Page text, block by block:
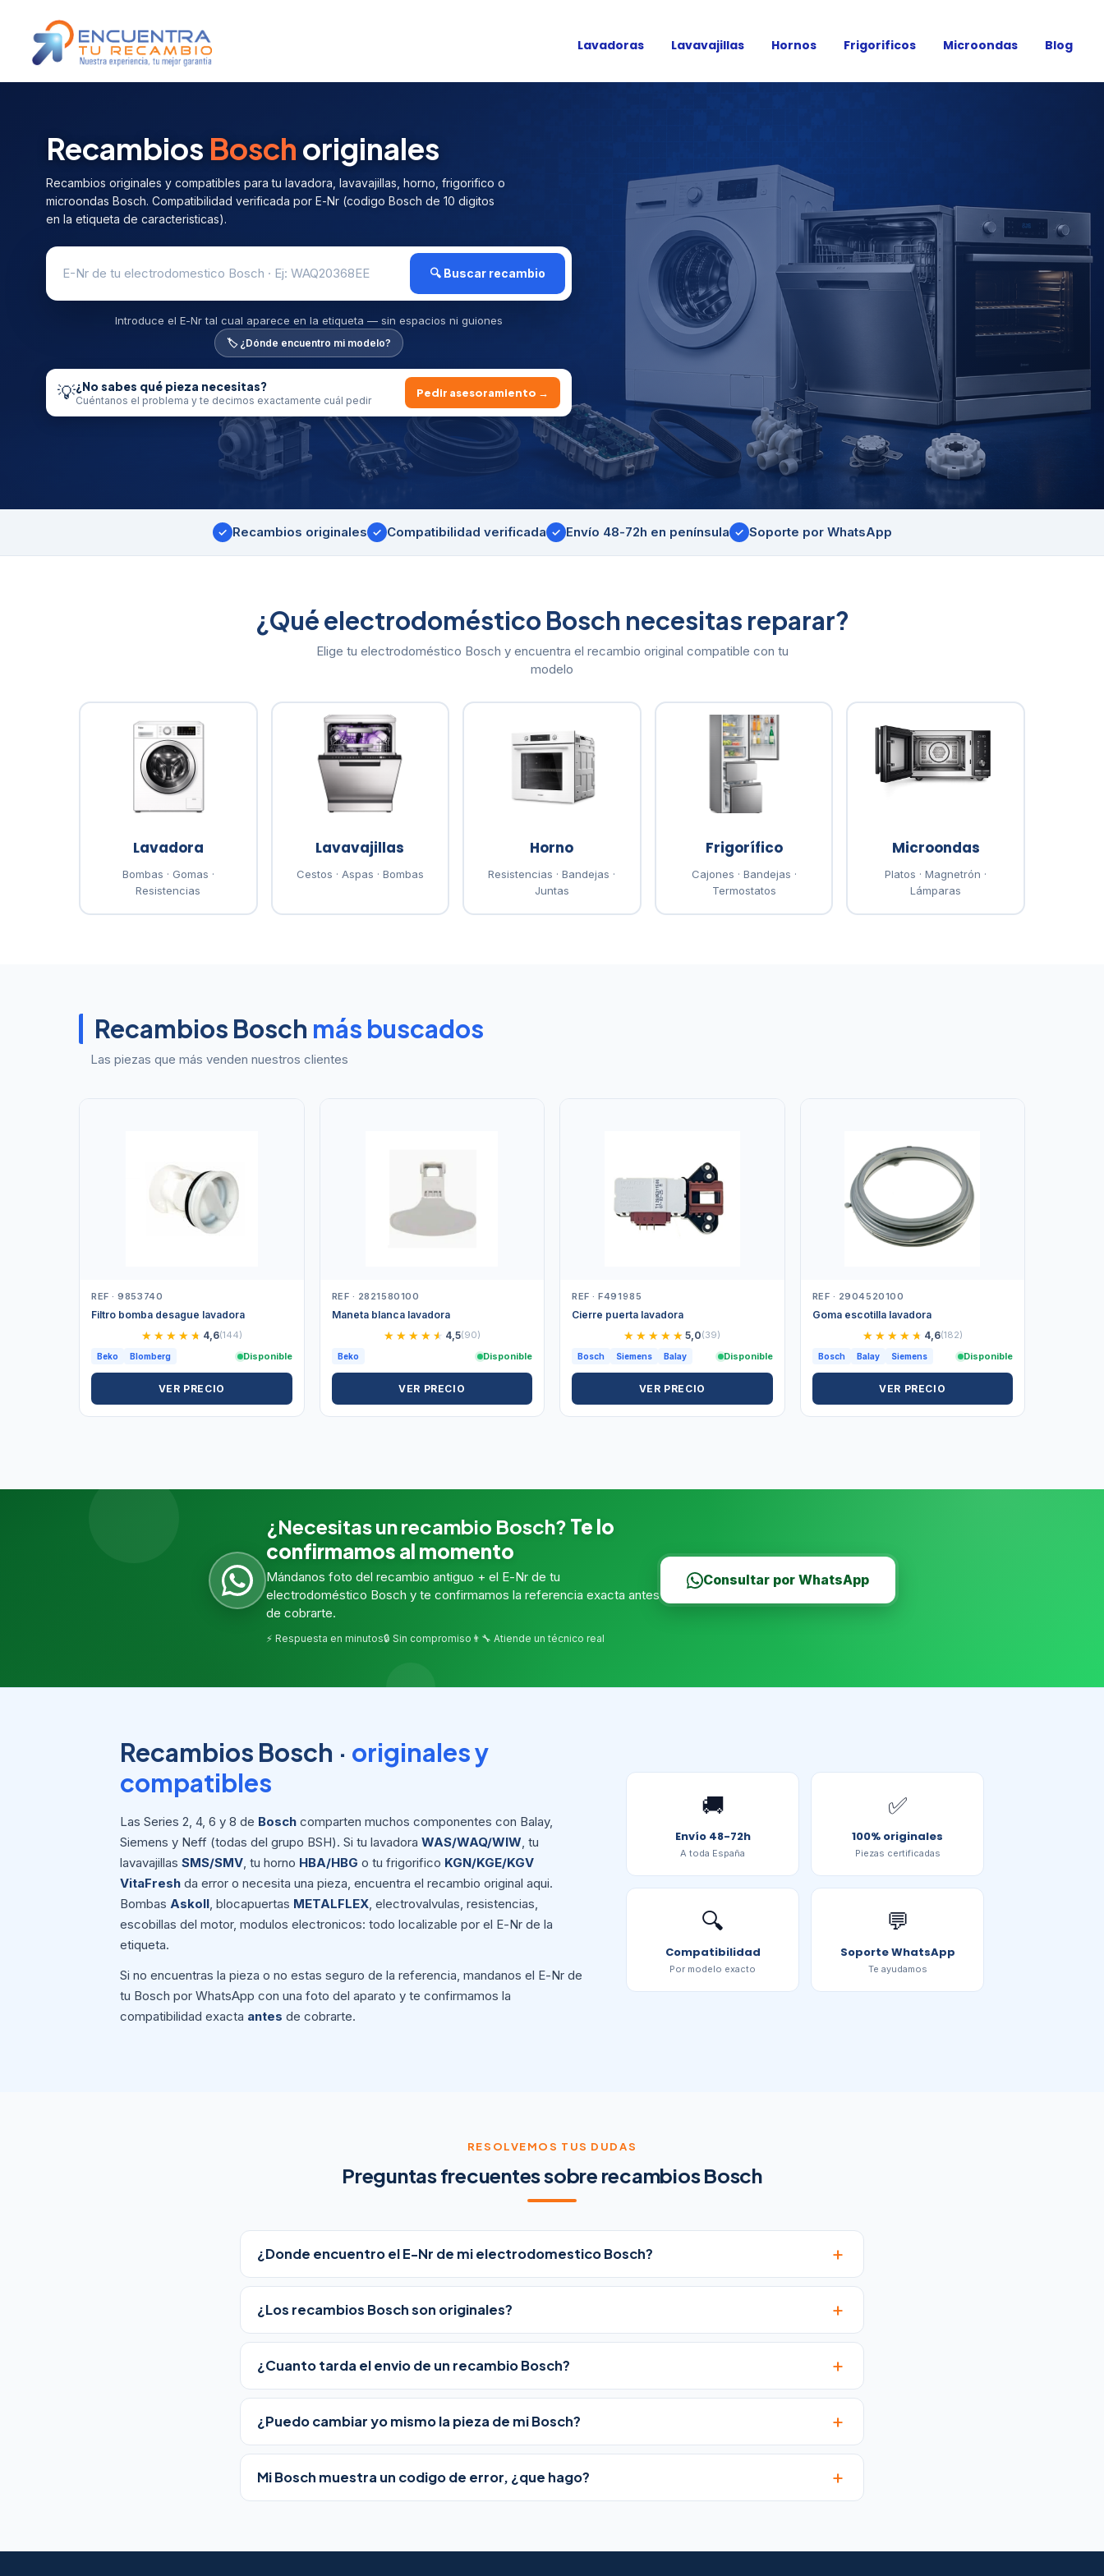
Lavadoras Lavavajillas Hornos Frigorificos Microondas Blog
Recambios Bosch originales
Recambios originales y compatibles para tu lavadora, lavavajillas, horno, frigorifico o
microondas Bosch. Compatibilidad verificada por E-Nr (codigo Bosch de 10 digitos
en la etiqueta de caracteristicas).
🔍 Buscar recambio
Introduce el E-Nr tal cual aparece en la etiqueta — sin espacios ni guiones
🏷️ ¿Dónde encuentro mi modelo?
💡¿No sabes qué pieza necesitas?
Cuéntanos el problema y te decimos exactamente cuál pedir
Pedir asesoramiento →
✓ Recambios originales ✓ Compatibilidad verificada ✓ Envío 48-72h en península ✓ Soporte por WhatsApp
¿Qué electrodoméstico Bosch necesitas reparar?
Elige tu electrodoméstico Bosch y encuentra el recambio original compatible con tu
modelo
Lavadora
Bombas · Gomas ·
Resistencias
Lavavajillas
Cestos · Aspas · Bombas
Horno
Resistencias · Bandejas ·
Juntas
Frigorífico
Cajones · Bandejas ·
Termostatos
Microondas
Platos · Magnetrón ·
Lámparas
Recambios Bosch más buscados
Las piezas que más venden nuestros clientes
REF · 9853740
Filtro bomba desague lavadora
★★★★★
★★★★★ 4,6(144)
Beko Blomberg Disponible
VER PRECIO
REF · 2821580100
Maneta blanca lavadora
★★★★★
★★★★★ 4,5(90)
Beko Disponible
VER PRECIO
REF · F491985
Cierre puerta lavadora
★★★★★
★★★★★5,0(39)
Bosch Siemens Balay Disponible
VER PRECIO
REF · 2904520100
Goma escotilla lavadora
★★★★★
★★★★★ 4,6(182)
Bosch Balay Siemens Disponible
VER PRECIO
¿Necesitas un recambio Bosch? Te lo
confirmamos al momento
Mándanos foto del recambio antiguo + el E-Nr de tu
electrodoméstico Bosch y te confirmamos la referencia exacta antes
de cobrarte.
⚡ Respuesta en minutos🔒 Sin compromiso 👨‍🔧 Atiende un técnico real
Consultar por WhatsApp
Recambios Bosch · originales y
compatibles
Las Series 2, 4, 6 y 8 de Bosch comparten muchos componentes con Balay,
Siemens y Neff (todas del grupo BSH). Si tu lavadora WAS/WAQ/WIW, tu
lavavajillas SMS/SMV, tu horno HBA/HBG o tu frigorifico KGN/KGE/KGV
VitaFresh da error o necesita una pieza, encuentra el recambio original aqui.
Bombas Askoll, blocapuertas METALFLEX, electrovalvulas, resistencias,
escobillas del motor, modulos electronicos: todo localizable por el E-Nr de la
etiqueta.
Si no encuentras la pieza o no estas seguro de la referencia, mandanos el E-Nr de
tu Bosch por WhatsApp con una foto del aparato y te confirmamos la
compatibilidad exacta antes de cobrarte.
🚚
Envío 48-72h
A toda España
✅
100% originales
Piezas certificadas
🔍
Compatibilidad
Por modelo exacto
💬
Soporte WhatsApp
Te ayudamos
RESOLVEMOS TUS DUDAS
Preguntas frecuentes sobre recambios Bosch
¿Donde encuentro el E-Nr de mi electrodomestico Bosch? +
¿Los recambios Bosch son originales? +
¿Cuanto tarda el envio de un recambio Bosch? +
¿Puedo cambiar yo mismo la pieza de mi Bosch? +
Mi Bosch muestra un codigo de error, ¿que hago? +